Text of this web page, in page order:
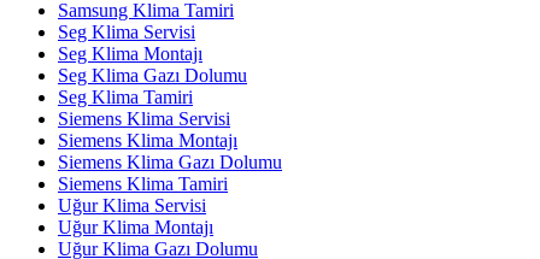
Samsung Klima Tamiri
Seg Klima Servisi
Seg Klima Montajı
Seg Klima Gazı Dolumu
Seg Klima Tamiri
Siemens Klima Servisi
Siemens Klima Montajı
Siemens Klima Gazı Dolumu
Siemens Klima Tamiri
Uğur Klima Servisi
Uğur Klima Montajı
Uğur Klima Gazı Dolumu